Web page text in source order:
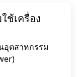
ช้เครื่อง
อุตสาหกรรม